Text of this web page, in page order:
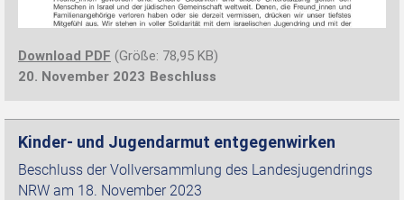
Download PDF (Größe: 78,95 KB)
20. November 2023 Beschluss
Kinder- und Jugendarmut entgegenwirken
Beschluss der Vollversammlung des Landesjugendrings
NRW am 18. November 2023